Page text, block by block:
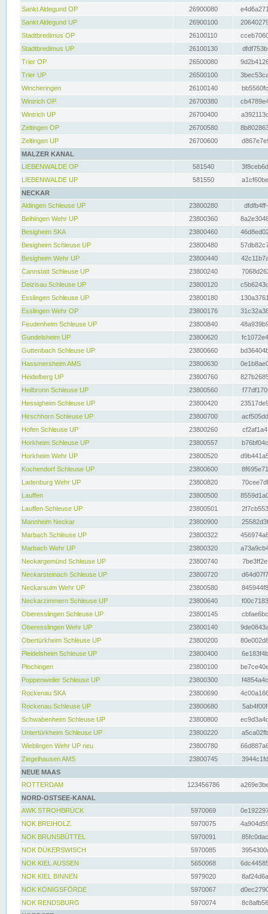
Sankt Aldegund OP
26900080
Sankt Aldegund UP
26900100
Stadtbredimus OP
26100110
Stadtbredimus UP
26100130
Trier OP
26500080
Trier UP
26500100
Wincheringen
26100140
Wintrich OP
26700380
Wintrich UP
26700400
Zeltingen OP
26700580
Zeltingen UP
26700600
MALZER KANAL
LIEBENWALDE OP
581540
LIEBENWALDE UP
581550
NECKAR
Aldingen Schleuse UP
23800280
Beihingen Wehr UP
23800360
Besigheim SKA
23800460
Besigheim Schleuse UP
23800480
Besigheim Wehr UP
23800440
Cannstatt Schleuse UP
23800240
Deizisau Schleuse UP
23800120
Esslingen Schleuse UP
23800180
Esslingen Wehr OP
23800176
Feudenheim Schleuse UP
23800840
Gundelsheim UP
23800620
Guttenbach Schleuse UP
23800660
Hassmersheim AMS
23800630
Heidelberg UP
23800760
Heilbronn Schleuse UP
23800560
Hessigheim Schleuse UP
23800420
Hirschhorn Schleuse UP
23800700
Hofen Schleuse UP
23800260
Horkheim Schleuse UP
23800557
Horkheim Wehr UP
23800520
Kochendorf Schleuse UP
23800600
Ladenburg Wehr UP
23800820
Lauffen
23800500
Lauffen Schleuse UP
23800501
Mannheim Neckar
23800900
Marbach Schleuse UP
23800322
Marbach Wehr UP
23800320
Neckargemünd Schleuse UP
23800740
Neckarsteinach Schleuse UP
23800720
Neckarsulm Wehr UP
23800580
Neckarzimmern Schleuse UP
23800640
Oberesslingen Schleuse UP
23800145
Oberesslingen Wehr UP
23800140
Obertürkheim Schleuse UP
23800200
Pleidelsheim Schleuse UP
23800400
Plochingen
23800100
Poppenweiler Schleuse UP
23800300
Rockenau SKA
23800690
Rockenau Schleuse UP
23800680
Schwabenheim Schleuse UP
23800800
Untertürkheim Schleuse UP
23800220
Wieblingen Wehr UP neu
23800780
Ziegelhausen AMS
23800745
NEUE MAAS
ROTTERDAM
123456786
NORD-OSTSEE-KANAL
AWK STROHBRÜCK
5970069
NOK BREIHOLZ
5970075
NOK BRUNSBÜTTEL
5970091
NOK DÜKERSWISCH
5970085
NOK KIEL AUSSEN
5650068
NOK KIEL BINNEN
5979020
NOK KÖNIGSFÖRDE
5970067
NOK RENDSBURG
5970074